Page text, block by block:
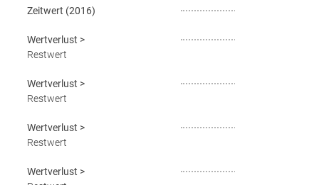
Zeitwert (2016)
Wertverlust >
Restwert
Wertverlust >
Restwert
Wertverlust >
Restwert
Wertverlust >